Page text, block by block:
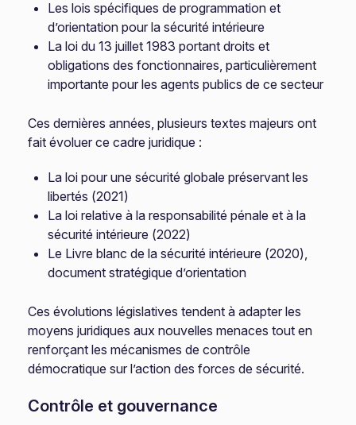
Les lois spécifiques de programmation et
d’orientation pour la sécurité intérieure
La loi du 13 juillet 1983 portant droits et
obligations des fonctionnaires, particulièrement
importante pour les agents publics de ce secteur
Ces dernières années, plusieurs textes majeurs ont
fait évoluer ce cadre juridique :
La loi pour une sécurité globale préservant les
libertés (2021)
La loi relative à la responsabilité pénale et à la
sécurité intérieure (2022)
Le Livre blanc de la sécurité intérieure (2020),
document stratégique d’orientation
Ces évolutions législatives tendent à adapter les
moyens juridiques aux nouvelles menaces tout en
renforçant les mécanismes de contrôle
démocratique sur l’action des forces de sécurité.
Contrôle et gouvernance